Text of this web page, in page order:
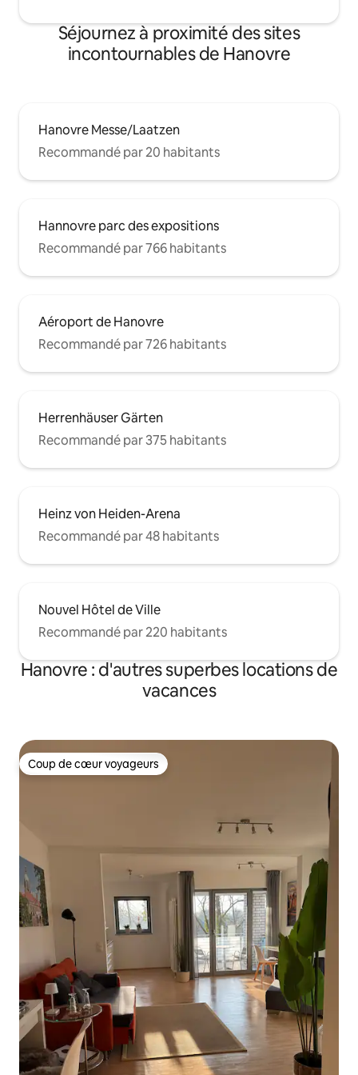
Séjournez à proximité des sites
incontournables de Hanovre
Hanovre Messe/Laatzen
Recommandé par 20 habitants
Hannovre parc des expositions
Recommandé par 766 habitants
Aéroport de Hanovre
Recommandé par 726 habitants
Herrenhäuser Gärten
Recommandé par 375 habitants
Heinz von Heiden-Arena
Recommandé par 48 habitants
Nouvel Hôtel de Ville
Recommandé par 220 habitants
Hanovre : d'autres superbes locations de
vacances
Coup de cœur voyageurs
Coup de cœur voyageurs